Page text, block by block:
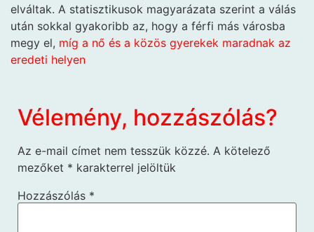
elváltak. A statisztikusok magyarázata szerint a válás
után sokkal gyakoribb az, hogy a férfi más városba
megy el, míg a nő és a közös gyerekek maradnak az
eredeti helyen
Vélemény, hozzászólás?
Az e-mail címet nem tesszük közzé. A kötelező
mezőket * karakterrel jelöltük
Hozzászólás *